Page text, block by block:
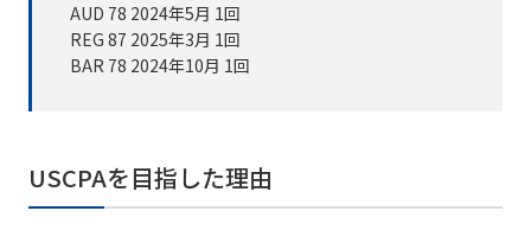
AUD 78 2024年5月 1回
REG 87 2025年3月 1回
BAR 78 2024年10月 1回
USCPAを目指した理由